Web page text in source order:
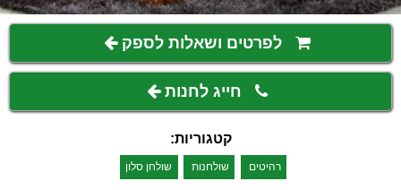
לפרטים ושאלות לספק
חייג לחנות
קטגוריות:
רהיטים שולחנות שולחן סלון